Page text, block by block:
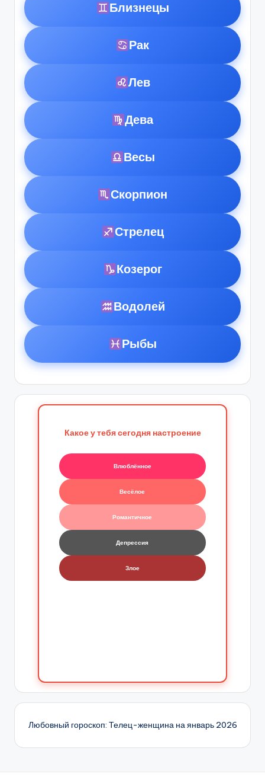
Близнецы
Рак
Лев
Дева
Весы
Скорпион
Стрелец
Козерог
Водолей
Рыбы
Какое у тебя сегодня настроение
Влюблённое
Весёлое
Романтичное
Депрессия
Злое
Любовный гороскоп: Телец-женщина на январь 2026